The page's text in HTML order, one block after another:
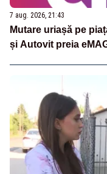
7 aug. 2026, 21:43
Mutare uriașă pe
și Autovit preia